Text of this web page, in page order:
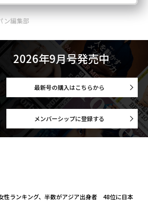
ン編集部
2026年9月号発売中
最新号の購入はこちらから
メンバーシップに登録する
性ランキング、半数がアジア出身者 48位に日本